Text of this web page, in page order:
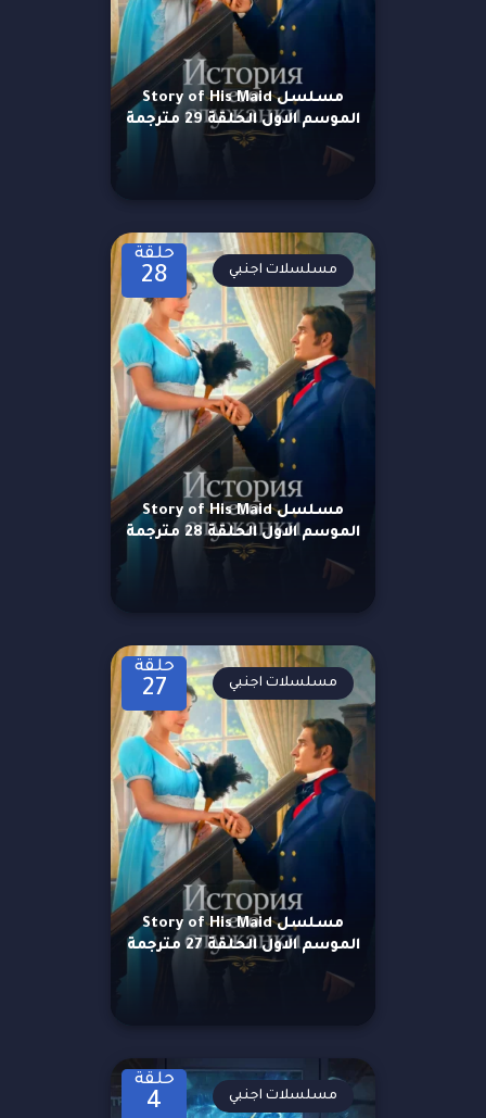
مسلسل Story of His Maid
الموسم الاول الحلقة 29 مترجمة
حلقة
28
مسلسل Story of His Maid
الموسم الاول الحلقة 28 مترجمة
مسلسلات اجنبي
حلقة
27
مسلسل Story of His Maid
الموسم الاول الحلقة 27 مترجمة
مسلسلات اجنبي
حلقة
4 مسلسلات اجنبي